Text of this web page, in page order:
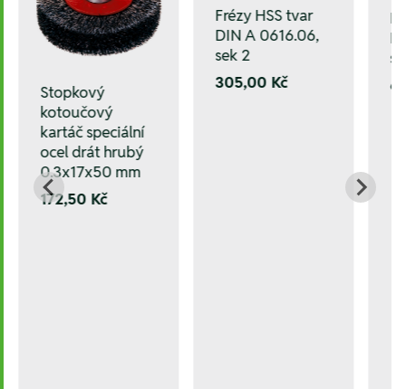
Stopkový
kotoučový
kartáč speciální
ocel drát hrubý
0.3x17x50 mm
172,50 Kč
Frézy HSS tvar
DIN A 0616.06,
sek 2
305,00 Kč